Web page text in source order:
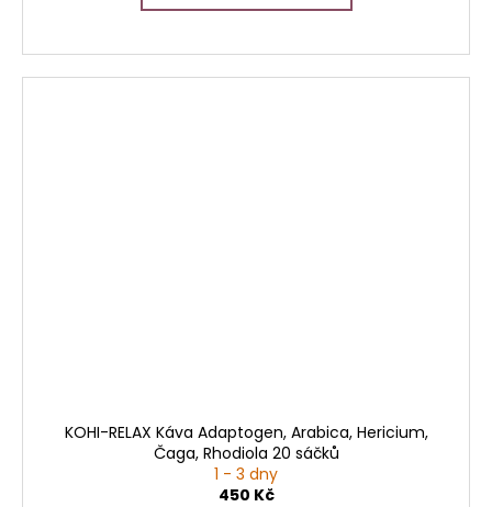
KOHI-RELAX Káva Adaptogen, Arabica, Hericium,
Čaga, Rhodiola 20 sáčků
1 - 3 dny
450 Kč